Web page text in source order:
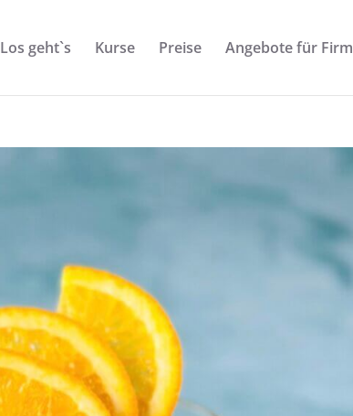
Los geht`s Kurse Preise Angebote für